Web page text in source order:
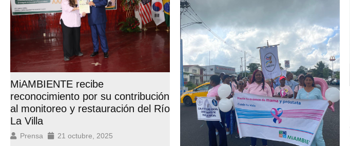
MiAMBIENTE recibe
reconocimiento por su contribución
al monitoreo y restauración del Río
La Villa
Prensa 21 octubre, 2025